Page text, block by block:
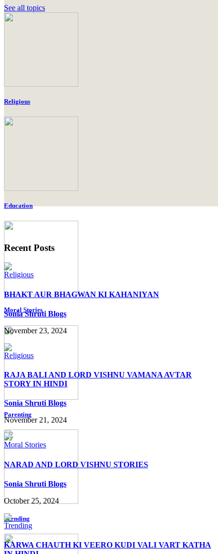
See all topics
Religious
Education
Moral Stories
Parenting
Trending
Recent Posts
Religious
BHAKT AUR BHAGWAN KI KAHANIYAN
Sonia Shruti Blogs
November 23, 2024
Religious
RAJA BALI AND LORD VISHNU VAMANA AVTAR
STORY IN HINDI
Sonia Shruti Blogs
November 21, 2024
Moral Stories
NARAD AND LORD VISHNU STORIES
Sonia Shruti Blogs
October 25, 2024
Trending
KARWA CHAUTH KI VEERO KUDI VALI VART KATHA